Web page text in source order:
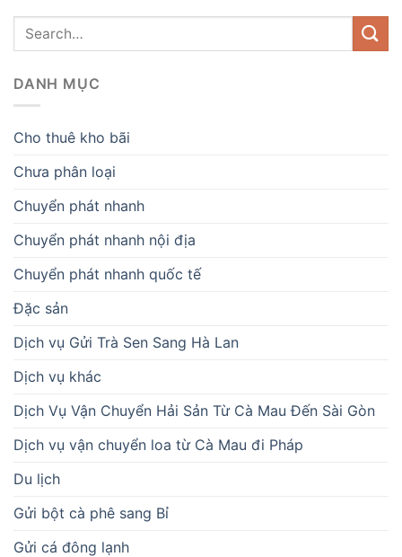
DANH MỤC
Cho thuê kho bãi
Chưa phân loại
Chuyển phát nhanh
Chuyển phát nhanh nội địa
Chuyển phát nhanh quốc tế
Đặc sản
Dịch vụ Gửi Trà Sen Sang Hà Lan
Dịch vụ khác
Dịch Vụ Vận Chuyển Hải Sản Từ Cà Mau Đến Sài Gòn
Dịch vụ vận chuyển loa từ Cà Mau đi Pháp
Du lịch
Gửi bột cà phê sang Bỉ
Gửi cá đông lạnh